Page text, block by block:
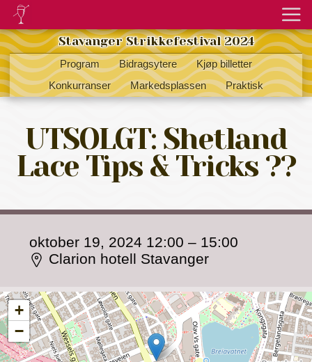
Stavanger Strikkefestival 2024
Program Bidragsytere
Kjøp billetter
Konkurranser
Markedsplassen Praktisk
UTSOLGT: Shetland
Lace Tips & Tricks ??
oktober 19, 2024 12:00 – 15:00
Clarion hotell Stavanger
+
−